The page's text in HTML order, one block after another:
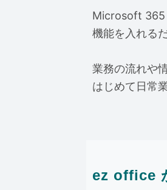
Microsoft 365
機能を入れる
業務の流れや
はじめて日常
ez office